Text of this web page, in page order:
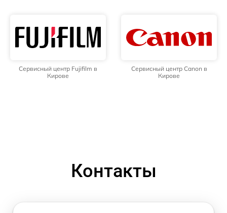
Сервисный центр Fujifilm в
Кирове
Сервисный центр Canon в
Кирове
Контакты